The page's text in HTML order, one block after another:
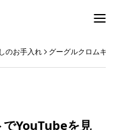
のお手入れ グーグルクロムキャ
でYouTubeを見